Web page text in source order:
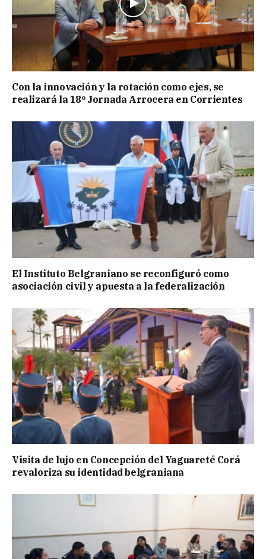
Con la innovación y la rotación como ejes, se
realizará la 18º Jornada Arrocera en Corrientes
El Instituto Belgraniano se reconfiguró como
asociación civil y apuesta a la federalización
Visita de lujo en Concepción del Yaguareté Corá
revaloriza su identidad belgraniana